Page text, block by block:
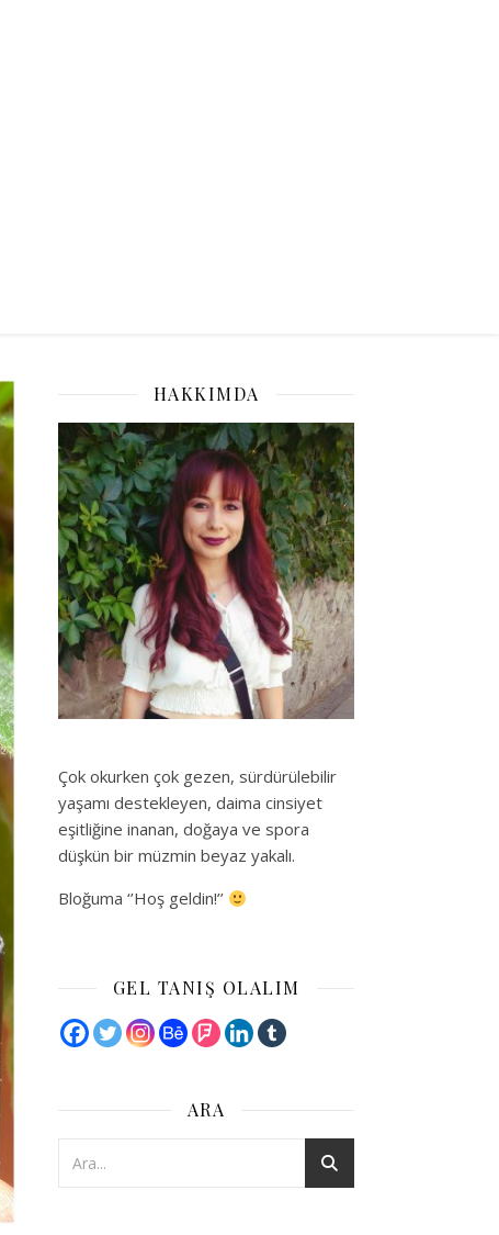
HAKKIMDA
Çok okurken çok gezen, sürdürülebilir
yaşamı destekleyen, daima cinsiyet
eşitliğine inanan, doğaya ve spora
düşkün bir müzmin beyaz yakalı.
Bloğuma ‘’Hoş geldin!’’
GEL TANIŞ OLALIM
ARA